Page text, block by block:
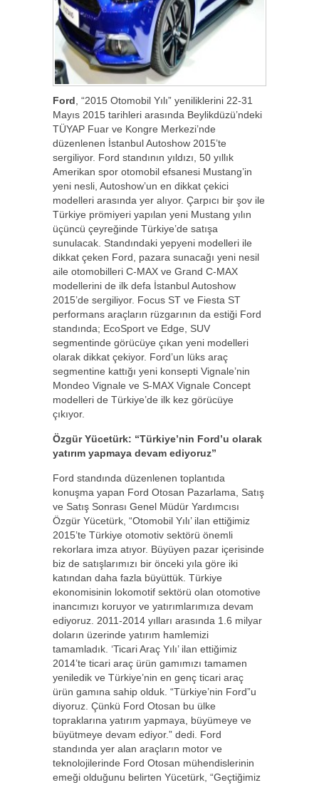
Ford , “2015 Otomobil Yılı” yeniliklerini 22-31
Mayıs 2015 tarihleri arasında Beylikdüzü’ndeki
TÜYAP Fuar ve Kongre Merkezi’nde
düzenlenen İstanbul Autoshow 2015’te
sergiliyor. Ford standının yıldızı, 50 yıllık
Amerikan spor otomobil efsanesi Mustang’in
yeni nesli, Autoshow’un en dikkat çekici
modelleri arasında yer alıyor. Çarpıcı bir şov ile
Türkiye prömiyeri yapılan yeni Mustang yılın
üçüncü çeyreğinde Türkiye’de satışa
sunulacak. Standındaki yepyeni modelleri ile
dikkat çeken Ford, pazara sunacağı yeni nesil
aile otomobilleri C-MAX ve Grand C-MAX
modellerini de ilk defa İstanbul Autoshow
2015’de sergiliyor. Focus ST ve Fiesta ST
performans araçların rüzgarının da estiği Ford
standında; EcoSport ve Edge, SUV
segmentinde görücüye çıkan yeni modelleri
olarak dikkat çekiyor. Ford’un lüks araç
segmentine kattığı yeni konsepti Vignale’nin
Mondeo Vignale ve S-MAX Vignale Concept
modelleri de Türkiye’de ilk kez görücüye
çıkıyor.
Özgür Yücetürk: “Türkiye’nin Ford’u olarak
yatırım yapmaya devam ediyoruz”
Ford standında düzenlenen toplantıda
konuşma yapan Ford Otosan Pazarlama, Satış
ve Satış Sonrası Genel Müdür Yardımcısı
Özgür Yücetürk, “Otomobil Yılı’ ilan ettiğimiz
2015’te Türkiye otomotiv sektörü önemli
rekorlara imza atıyor. Büyüyen pazar içerisinde
biz de satışlarımızı bir önceki yıla göre iki
katından daha fazla büyüttük. Türkiye
ekonomisinin lokomotif sektörü olan otomotive
inancımızı koruyor ve yatırımlarımıza devam
ediyoruz. 2011-2014 yılları arasında 1.6 milyar
doların üzerinde yatırım hamlemizi
tamamladık. ‘Ticari Araç Yılı’ ilan ettiğimiz
2014’te ticari araç ürün gamımızı tamamen
yeniledik ve Türkiye’nin en genç ticari araç
ürün gamına sahip olduk. “Türkiye’nin Ford”u
diyoruz. Çünkü Ford Otosan bu ülke
topraklarına yatırım yapmaya, büyümeye ve
büyütmeye devam ediyor.” dedi. Ford
standında yer alan araçların motor ve
teknolojilerinde Ford Otosan mühendislerinin
emeği olduğunu belirten Yücetürk, “Geçtiğimiz